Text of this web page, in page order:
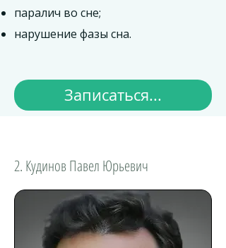
паралич во сне;
нарушение фазы сна.
Записаться...
2. Кудинов Павел Юрьевич